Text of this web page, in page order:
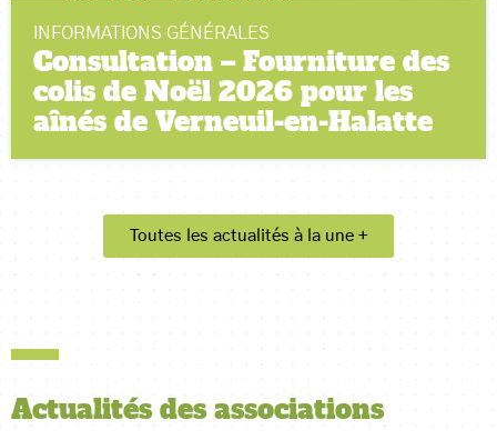
INFORMATIONS GÉNÉRALES
Consultation – Fourniture des
colis de Noël 2026 pour les
aînés de Verneuil-en-Halatte
Toutes les actualités à la une +
Actualités des associations